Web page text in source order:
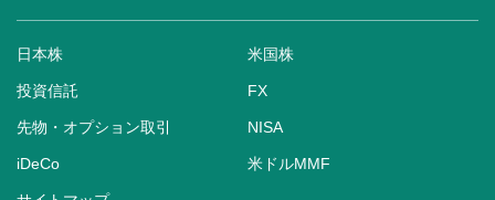
日本株 米国株
投資信託 FX
先物・オプション取引 NISA
iDeCo 米ドルMMF